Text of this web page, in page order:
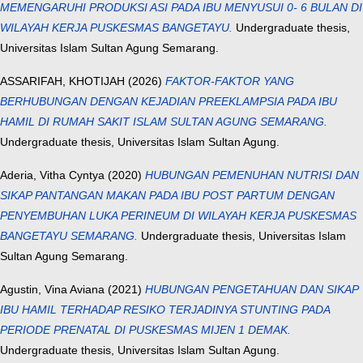
MEMENGARUHI PRODUKSI ASI PADA IBU MENYUSUI 0- 6 BULAN DI
WILAYAH KERJA PUSKESMAS BANGETAYU. Undergraduate thesis,
Universitas Islam Sultan Agung Semarang.
ASSARIFAH, KHOTIJAH (2026) FAKTOR-FAKTOR YANG
BERHUBUNGAN DENGAN KEJADIAN PREEKLAMPSIA PADA IBU
HAMIL DI RUMAH SAKIT ISLAM SULTAN AGUNG SEMARANG.
Undergraduate thesis, Universitas Islam Sultan Agung.
Aderia, Vitha Cyntya (2020) HUBUNGAN PEMENUHAN NUTRISI DAN
SIKAP PANTANGAN MAKAN PADA IBU POST PARTUM DENGAN
PENYEMBUHAN LUKA PERINEUM DI WILAYAH KERJA PUSKESMAS
BANGETAYU SEMARANG. Undergraduate thesis, Universitas Islam
Sultan Agung Semarang.
Agustin, Vina Aviana (2021) HUBUNGAN PENGETAHUAN DAN SIKAP
IBU HAMIL TERHADAP RESIKO TERJADINYA STUNTING PADA
PERIODE PRENATAL DI PUSKESMAS MIJEN 1 DEMAK.
Undergraduate thesis, Universitas Islam Sultan Agung.